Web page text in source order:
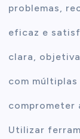
problemas,
eficaz e
clara,
com
comprometer
Utilizar